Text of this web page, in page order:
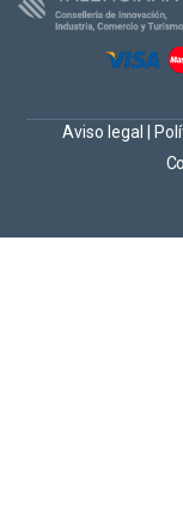
Aviso legal